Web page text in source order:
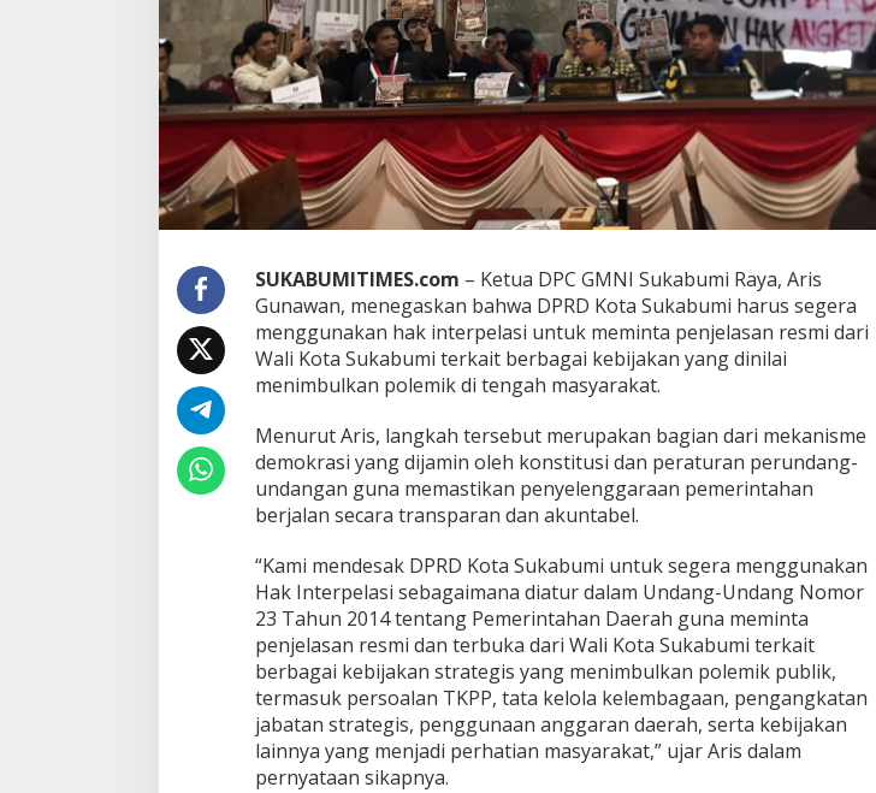
H
a
n
t
e
r
p
e
s
d
a
n
A
g
k
t
,
i
n
t
a
L
H
P
B
P
K
2
SUKABUMITIMES.com – Ketua DPC GMNI Sukabumi Raya, Aris
Gunawan, menegaskan bahwa DPRD Kota Sukabumi harus segera
menggunakan hak interpelasi untuk meminta penjelasan resmi dari
Wali Kota Sukabumi terkait berbagai kebijakan yang dinilai
menimbulkan polemik di tengah masyarakat.
Menurut Aris, langkah tersebut merupakan bagian dari mekanisme
demokrasi yang dijamin oleh konstitusi dan peraturan perundang-
undangan guna memastikan penyelenggaraan pemerintahan
berjalan secara transparan dan akuntabel.
“Kami mendesak DPRD Kota Sukabumi untuk segera menggunakan
Hak Interpelasi sebagaimana diatur dalam Undang-Undang Nomor
23 Tahun 2014 tentang Pemerintahan Daerah guna meminta
penjelasan resmi dan terbuka dari Wali Kota Sukabumi terkait
berbagai kebijakan strategis yang menimbulkan polemik publik,
termasuk persoalan TKPP, tata kelola kelembagaan, pengangkatan
jabatan strategis, penggunaan anggaran daerah, serta kebijakan
lainnya yang menjadi perhatian masyarakat,” ujar Aris dalam
pernyataan sikapnya.